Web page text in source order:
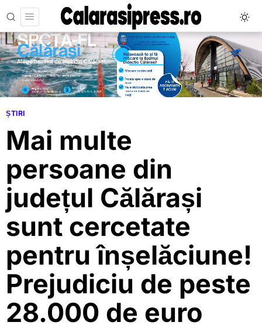
ȘTIRI
Mai multe
persoane din
județul Călărași
sunt cercetate
pentru înșelăciune!
Prejudiciu de peste
28.000 de euro